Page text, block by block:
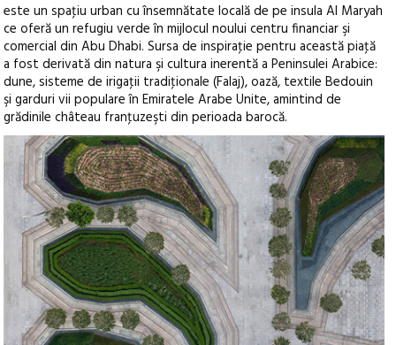
este un spaţiu urban cu însemnătate locală de pe insula Al Maryah
ce oferă un refugiu verde în mijlocul noului centru financiar şi
comercial din Abu Dhabi. Sursa de inspiraţie pentru această piaţă
a fost derivată din natura şi cultura inerentă a Peninsulei Arabice:
dune, sisteme de irigaţii tradiţionale (Falaj), oază, textile Bedouin
şi garduri vii populare în Emiratele Arabe Unite, amintind de
grădinile château franţuzeşti din perioada barocă.